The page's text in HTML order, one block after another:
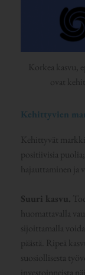
Korkea kasvu,
ovat
Kehittyvien
Kehittyvät
positiivisia
hajauttaminen ja
Suuri kasvu.
huomattavalla
sijoittamalla
päästä. Ripeä
suosiollisesta